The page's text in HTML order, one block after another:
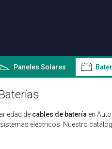
Paneles Solares
de cables de batería en
eléctricos. Nuestro